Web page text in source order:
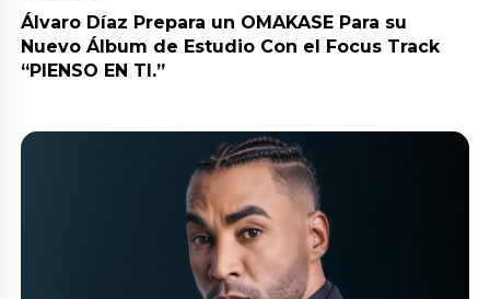
Álvaro Díaz Prepara un OMAKASE Para su
Nuevo Álbum de Estudio Con el Focus Track
“PIENSO EN TI.”